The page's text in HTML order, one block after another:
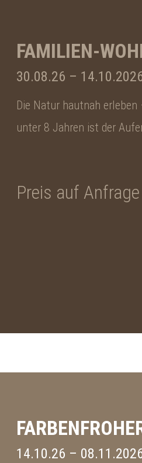
FAMILIEN-
30.08.26 –
Die Natur hautnah
unter 8 Jahren ist der
Preis auf Anfrage
14.10.26 –